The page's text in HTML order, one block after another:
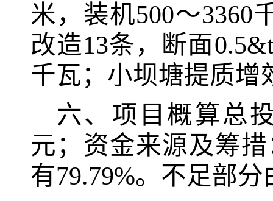
米 ，装机500～3360
改造13条，断面
千瓦；小坝塘提质增
六、项目概算总
元；资金来源及筹
有79.79%。 不足部分